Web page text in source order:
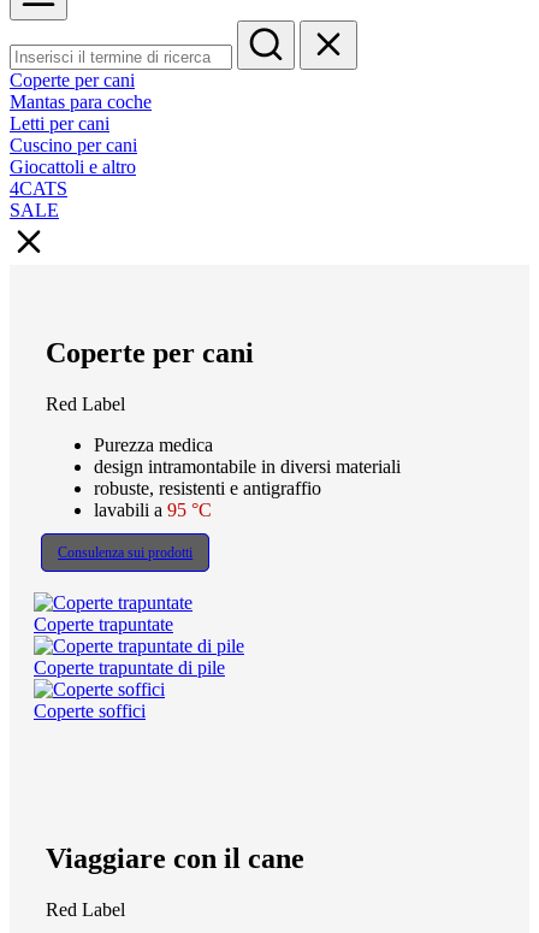
Coperte per cani
Mantas para coche
Letti per cani
Cuscino per cani
Giocattoli e altro
4CATS
SALE
Coperte per cani
Red Label
Purezza medica
design intramontabile in diversi materiali
robuste, resistenti e antigraffio
lavabili a 95 °C
Consulenza sui prodotti
Coperte trapuntate
Coperte trapuntate di pile
Coperte soffici
Viaggiare con il cane
Red Label